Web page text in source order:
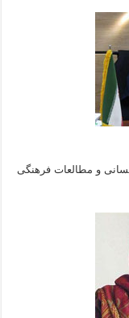
و مطالعات فرهنگى